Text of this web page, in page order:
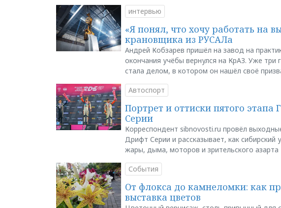
интервью
«Я понял, что хочу работать на
крановщика из РУСАЛа
Андрей Кобзарев пришёл на завод на
окончания учёбы вернулся на КрАЗ. Уже
стала делом, в котором он нашёл своё
Автоспорт
Портрет и оттиски пятого
Серии
Корреспондент sibnovosti.ru провёл
Дрифт Серии и рассказывает, как сибирский
жары, дыма, моторов и зрительского азарта
События
От флокса до камнеломки: как
выставка цветов